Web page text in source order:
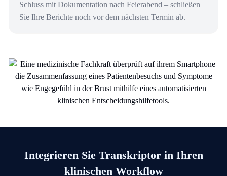
Schluss mit Dokumentation nach Feierabend – schließen
Sie Ihre Berichte noch vor dem nächsten Termin ab.
Integrieren Sie Transkriptor in Ihren
klinischen Workflow